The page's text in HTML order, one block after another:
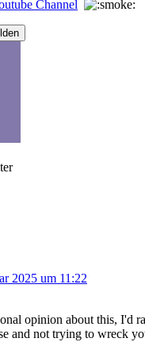
Channel
2025 um 11:22
opinion about this, I'd
and not trying to wreck